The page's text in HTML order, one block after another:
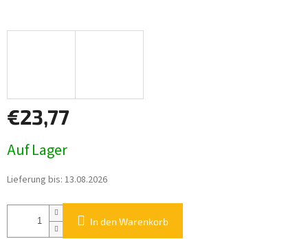
€23,77
Auf Lager
Lieferung bis: 13.08.2026
In den Warenkorb